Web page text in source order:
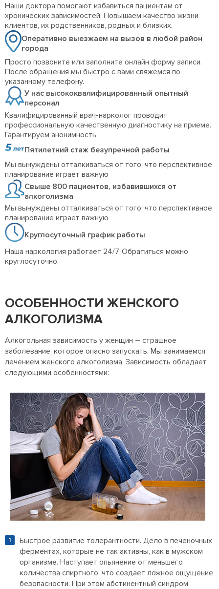
Наши доктора помогают избавиться пациентам от
хронических зависимостей. Повышаем качество жизни
клиентов, их родственников, родных и близких.
Оперативно выезжаем на вызов в любой район
города
Просто позвоните или заполните онлайн форму записи.
После обращения мы быстро с вами свяжемся по
указанному телефону.
У нас высококвалифицированный опытный
персонал
Квалифицированный врач-нарколог проводит
профессиональную качественную диагностику на приеме.
Гарантируем анонимность.
Пятилетний стаж безупречной работы
Мы вынуждены отталкиваться от того, что перспективное
планирование играет важную
Свыше 800 пациентов, избавившихся от
алкоголизма
Мы вынуждены отталкиваться от того, что перспективное
планирование играет важную
Круглосуточный график работы
Наша наркология работает 24/7. Обратиться можно
круглосуточно.
ОСОБЕННОСТИ ЖЕНСКОГО
АЛКОГОЛИЗМА
Алкогольная зависимость у женщин – страшное
заболевание, которое опасно запускать. Мы занимаемся
лечением женского алкоголизма. Зависимость обладает
следующими особенностями:
Быстрое развитие толерантности. Дело в печеночных
ферментах, которые не так активны, как в мужском
организме. Наступает опьянение от меньшего
количества спиртного, что создает ложное ощущение
безопасности. При этом абстинентный синдром